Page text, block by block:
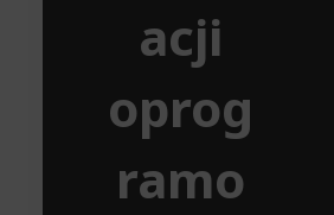
acji
oprog
ramo